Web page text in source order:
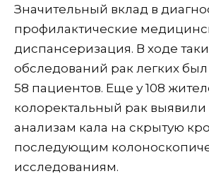
Значительный вклад в
профилактические
диспансеризация. В ходе
обследований рак легких
58 пациентов. Еще у 108
колоректальный рак выявили
анализам кала на скрытую
последующим
исследованиям.